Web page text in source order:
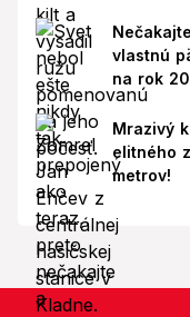
vlastnú
na rok
Mrazivý
elitného
metrov!